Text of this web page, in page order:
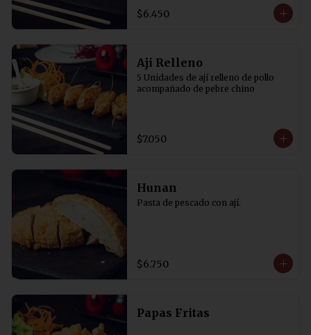
$6.450
Aji Relleno
5 Unidades de ají relleno de pollo
acompañado de pebre chino
$7.050
Hunan
Pasta de pescado con ají.
$6.750
Papas Fritas